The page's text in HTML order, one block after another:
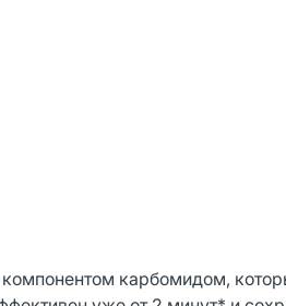
карбомидом,